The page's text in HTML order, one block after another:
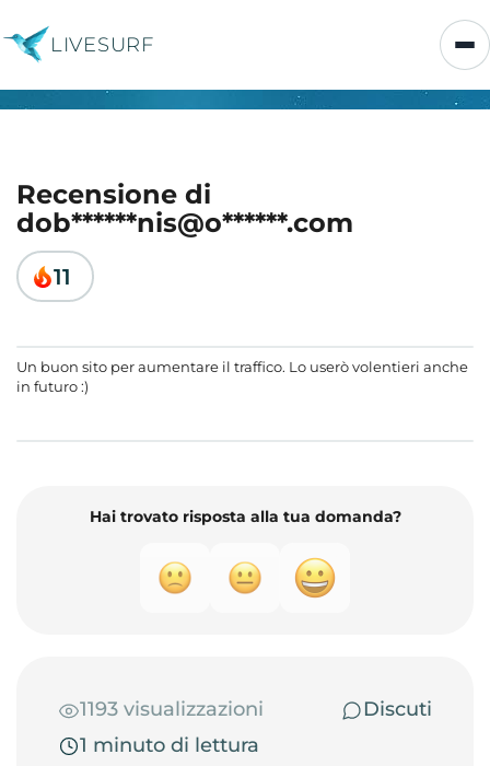
LIVESURF
Recensione di
dob******nis@o******.com
11
Un buon sito per aumentare il traffico. Lo userò volentieri anche
in futuro :)
Hai trovato risposta alla tua domanda?
1193 visualizzazioni
Discuti
1 minuto di lettura